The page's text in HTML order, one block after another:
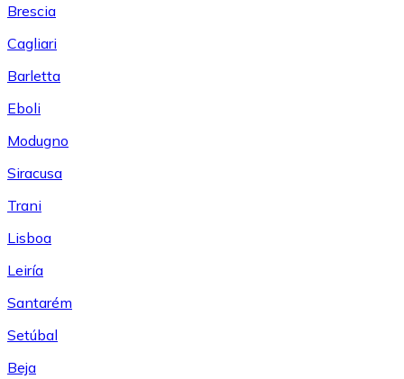
Brescia
Cagliari
Barletta
Eboli
Modugno
Siracusa
Trani
Lisboa
Leiría
Santarém
Setúbal
Beja